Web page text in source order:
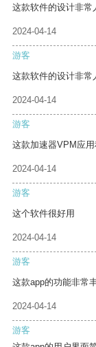
这款软件的设计非常
2024-04-14
游客
这款软件的设计非常
2024-04-14
游客
这款加速器VPM应用
2024-04-14
游客
这个软件很好用
2024-04-14
游客
这款app的功能非常
2024-04-14
游客